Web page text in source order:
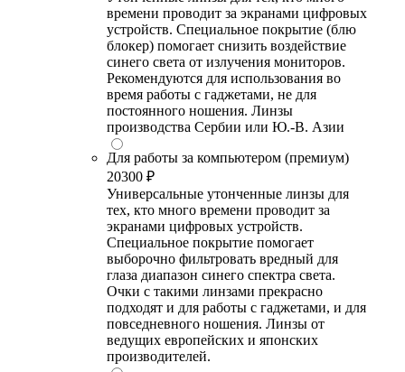
времени проводит за экранами цифровых
устройств. Специальное покрытие (блю
блокер) помогает снизить воздействие
синего света от излучения мониторов.
Рекомендуются для использования во
время работы с гаджетами, не для
постоянного ношения. Линзы
производства Сербии или Ю.-В. Азии
Для работы за компьютером (премиум)
20300 ₽
Универсальные утонченные линзы для
тех, кто много времени проводит за
экранами цифровых устройств.
Специальное покрытие помогает
выборочно фильтровать вредный для
глаза диапазон синего спектра света.
Очки с такими линзами прекрасно
подходят и для работы с гаджетами, и для
повседневного ношения. Линзы от
ведущих европейских и японских
производителей.